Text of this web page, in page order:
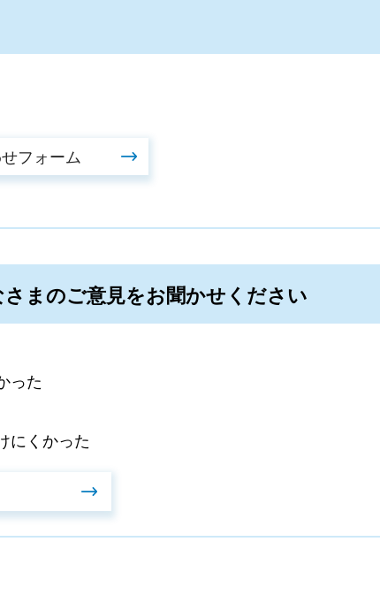
まのご意見をお聞かせください
った
にくかった